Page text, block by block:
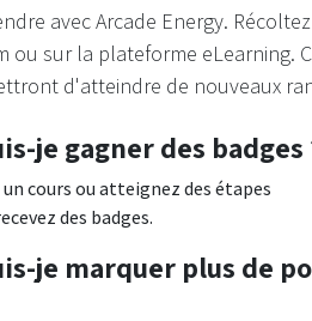
avec Arcade Energy.
ou sur la plateforme eLearning.
d'atteindre de nouveaux
je gagner des badges
cours ou atteignez des étapes
des badges.
je marquer plus de